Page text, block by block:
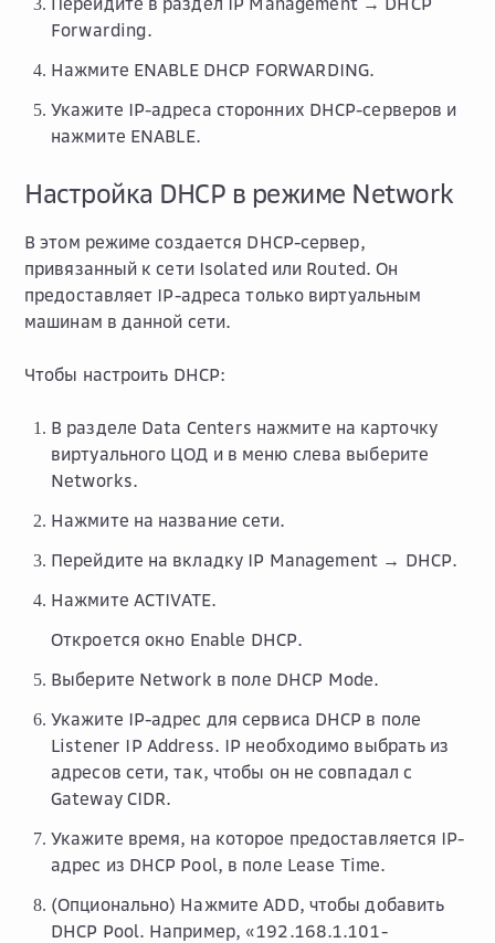
Forwarding.
Нажмите ENABLE DHCP FORWARDING.
Укажите IP-адреса сторонних DHCP-серверов и
нажмите ENABLE.
Настройка DHCP в режиме Network
В этом режиме создается DHCP-сервер,
привязанный к сети Isolated или Routed. Он
предоставляет IP-адреса только виртуальным
машинам в данной сети.
Чтобы настроить DHCP:
В разделе Data Centers нажмите на карточку
виртуального ЦОД и в меню слева выберите
Networks.
Нажмите на название сети.
Перейдите на вкладку IP Management → DHCP.
Нажмите ACTIVATE.
Откроется окно Enable DHCP.
Выберите Network в поле DHCP Mode.
Укажите IP-адрес для сервиса DHCP в поле
Listener IP Address. IP необходимо выбрать из
адресов сети, так, чтобы он не совпадал с
Gateway CIDR.
Укажите время, на которое предоставляется IP-
адрес из DHCP Pool, в поле Lease Time.
(Опционально) НажмитеADD, чтобы добавить
DHCP Pool. Например, «192.168.1.101-